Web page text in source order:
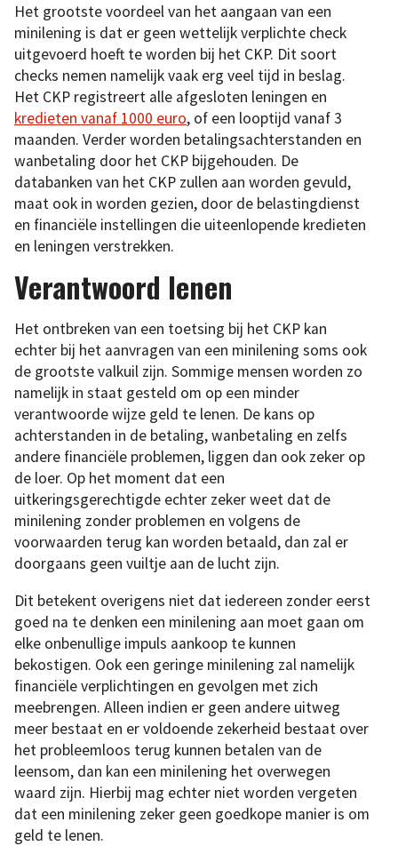
Het grootste voordeel van het aangaan van een
minilening is dat er geen wettelijk verplichte check
uitgevoerd hoeft te worden bij het CKP. Dit soort
checks nemen namelijk vaak erg veel tijd in beslag.
Het CKP registreert alle afgesloten leningen en
kredieten vanaf 1000 euro, of een looptijd vanaf 3
maanden. Verder worden betalingsachterstanden en
wanbetaling door het CKP bijgehouden. De
databanken van het CKP zullen aan worden gevuld,
maat ook in worden gezien, door de belastingdienst
en financiële instellingen die uiteenlopende kredieten
en leningen verstrekken.
Verantwoord lenen
Het ontbreken van een toetsing bij het CKP kan
echter bij het aanvragen van een minilening soms ook
de grootste valkuil zijn. Sommige mensen worden zo
namelijk in staat gesteld om op een minder
verantwoorde wijze geld te lenen. De kans op
achterstanden in de betaling, wanbetaling en zelfs
andere financiële problemen, liggen dan ook zeker op
de loer. Op het moment dat een
uitkeringsgerechtigde echter zeker weet dat de
minilening zonder problemen en volgens de
voorwaarden terug kan worden betaald, dan zal er
doorgaans geen vuiltje aan de lucht zijn.
Dit betekent overigens niet dat iedereen zonder eerst
goed na te denken een minilening aan moet gaan om
elke onbenullige impuls aankoop te kunnen
bekostigen. Ook een geringe minilening zal namelijk
financiële verplichtingen en gevolgen met zich
meebrengen. Alleen indien er geen andere uitweg
meer bestaat en er voldoende zekerheid bestaat over
het probleemloos terug kunnen betalen van de
leensom, dan kan een minilening het overwegen
waard zijn. Hierbij mag echter niet worden vergeten
dat een minilening zeker geen goedkope manier is om
geld te lenen.